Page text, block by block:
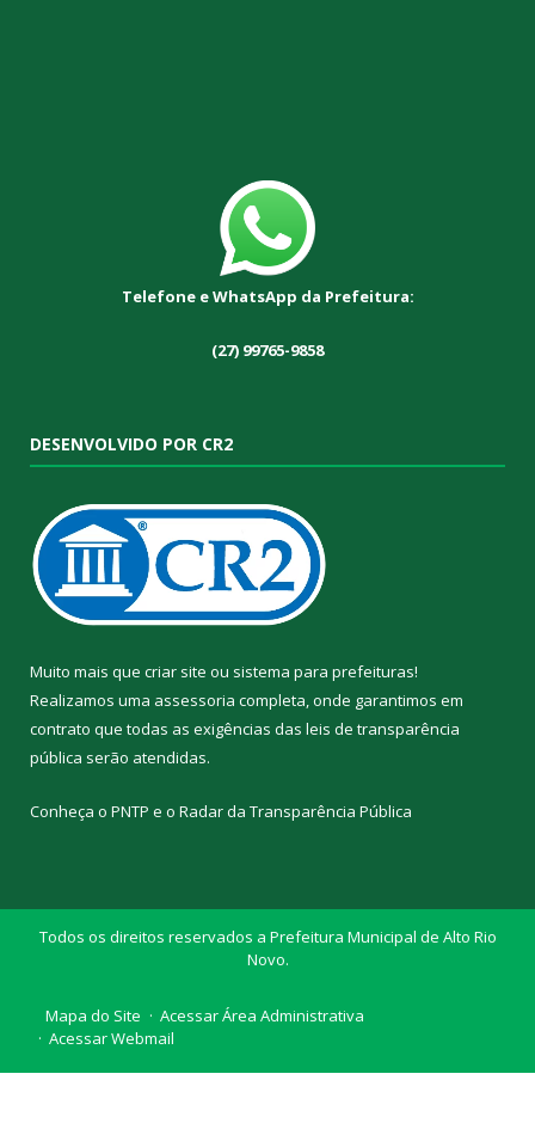
Telefone e WhatsApp da Prefeitura:
(27) 99765-9858
DESENVOLVIDO POR CR2
Muito mais que criar site ou sistema para prefeituras!
Realizamos uma assessoria completa, onde garantimos em
contrato que todas as exigências das leis de transparência
pública serão atendidas.
Conheça o PNTP e o Radar da Transparência Pública
Todos os direitos reservados a Prefeitura Municipal de Alto Rio
Novo.
Mapa do Site
Acessar Área Administrativa
Acessar Webmail